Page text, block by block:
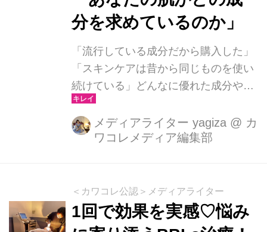
分を求めているのか」
「流行している成分だから購入した」
「スキンケアは昔から同じものを使い
続けている」どんなに優れた成分や話
題のスキンケアアイテムでも、自身の
肌が本当に必要としているものでなけ
れば、理想の肌状態には近づけませ
と”。今回は自分の肌状態を把握し、本
当に肌に合ったスキンケアに出会うた
めの新しい方法をご紹介します。
メディアライター yagiza @ カ
ワコレメディア編集部
＜カワコレ公認＞メディアライター
1回で効果を実感♡悩み